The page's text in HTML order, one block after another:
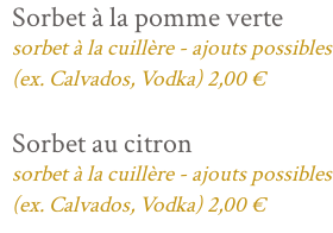
Sorbet à la pomme verte
sorbet à la cuillère - ajouts possibles
(ex. Calvados, Vodka) 2,00 €
Sorbet au citron
sorbet à la cuillère - ajouts possibles
(ex. Calvados, Vodka) 2,00 €